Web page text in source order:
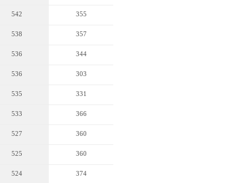
542 355
538 357
536 344
536 303
535 331
533 366
527 360
525 360
524 374